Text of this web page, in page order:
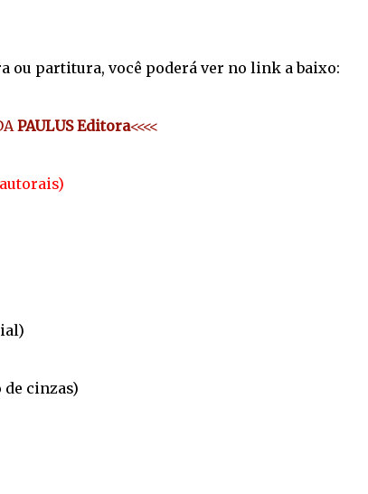
ou partitura, você poderá ver no link a baixo:
PAULUS Editora<<<<
de cinzas)